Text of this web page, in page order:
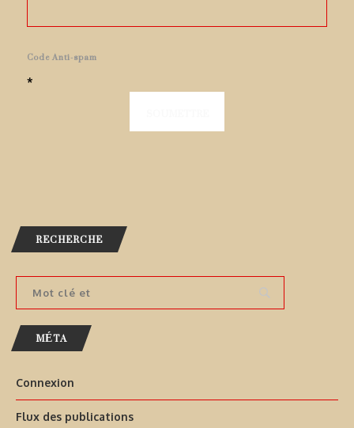
Code Anti-spam
*
RECHERCHE
MÉTA
Connexion
Flux des publications